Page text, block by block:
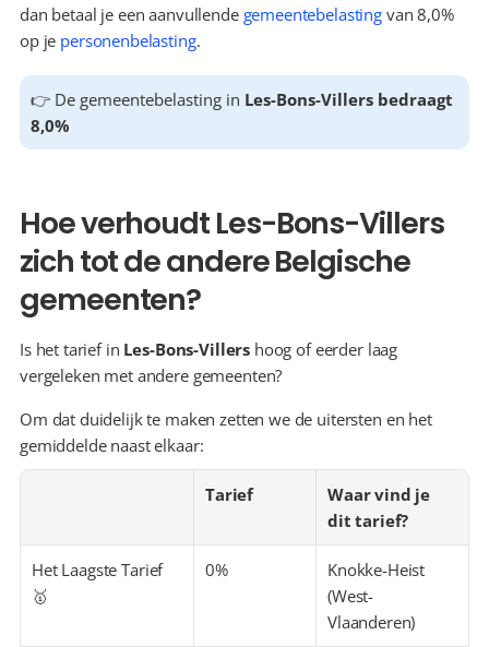
dan betaal je een aanvullende gemeentebelasting van 8,0%
op je personenbelasting.
👉 De gemeentebelasting in Les-Bons-Villers bedraagt
8,0%
Hoe verhoudt Les-Bons-Villers
zich tot de andere Belgische
gemeenten?
Is het tarief in Les-Bons-Villers hoog of eerder laag
vergeleken met andere gemeenten?
Om dat duidelijk te maken zetten we de uitersten en het
gemiddelde naast elkaar:
Tarief
Waar vind je
dit tarief?
Het Laagste Tarief
🥇
0%
Knokke-Heist
(West-
Vlaanderen)